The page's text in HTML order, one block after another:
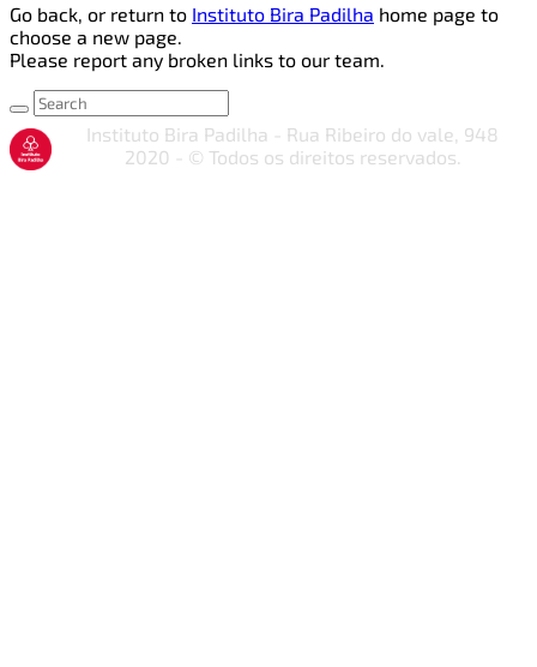
Go back, or return to Instituto Bira Padilha home page to
choose a new page.
Please report any broken links to our team.
Instituto Bira Padilha - Rua Ribeiro do vale, 948
2020 - © Todos os direitos reservados.